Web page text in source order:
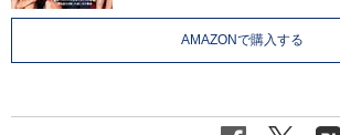
AMAZONで購入する